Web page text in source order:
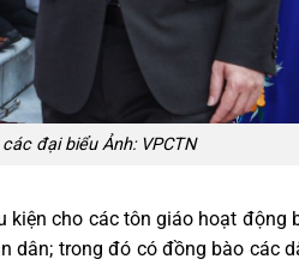
đại biểu Ảnh: VPCTN
cho các tôn giáo hoạt động
trong đó có đồng bào các